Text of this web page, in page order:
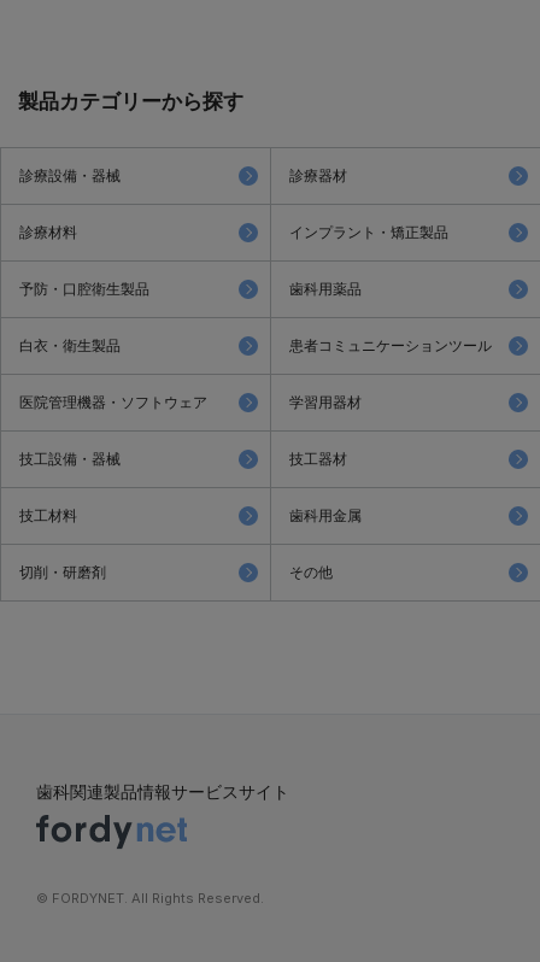
製品カテゴリーから探す
診療設備・器械 診療器材
診療材料 インプラント・矯正製品
予防・口腔衛生製品 歯科用薬品
白衣・衛生製品 患者コミュニケーションツール
医院管理機器・ソフトウェア 学習用器材
技工設備・器械 技工器材
技工材料 歯科用金属
切削・研磨剤 その他
歯科関連製品情報サービスサイト
©︎ FORDYNET. All Rights Reserved.